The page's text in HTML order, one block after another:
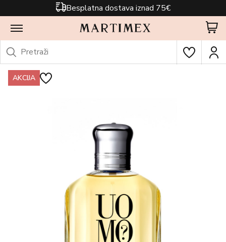
Besplatna dostava iznad 75€
AKCIJA